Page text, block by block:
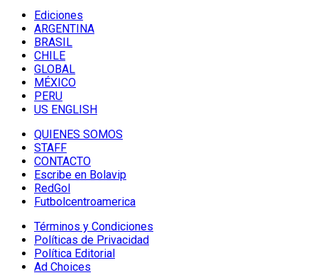
Ediciones
ARGENTINA
BRASIL
CHILE
GLOBAL
MÉXICO
PERU
US ENGLISH
QUIENES SOMOS
STAFF
CONTACTO
Escribe en Bolavip
RedGol
Futbolcentroamerica
Términos y Condiciones
Políticas de Privacidad
Política Editorial
Ad Choices